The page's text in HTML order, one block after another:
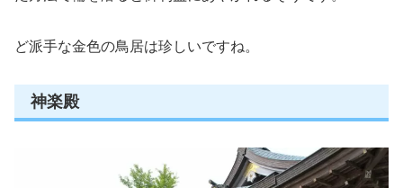
ど派手な金色の鳥居は珍しいですね。
神楽殿